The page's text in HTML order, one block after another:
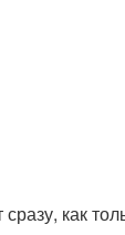
как